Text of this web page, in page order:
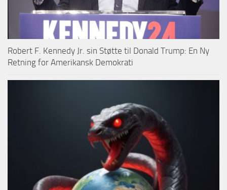
Robert F. Kennedy Jr. sin Støtte til Donald Trump: En Ny
Retning for Amerikansk Demokrati